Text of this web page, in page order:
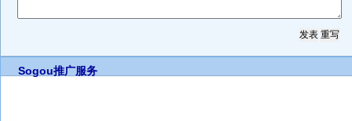
Sogou推广服务